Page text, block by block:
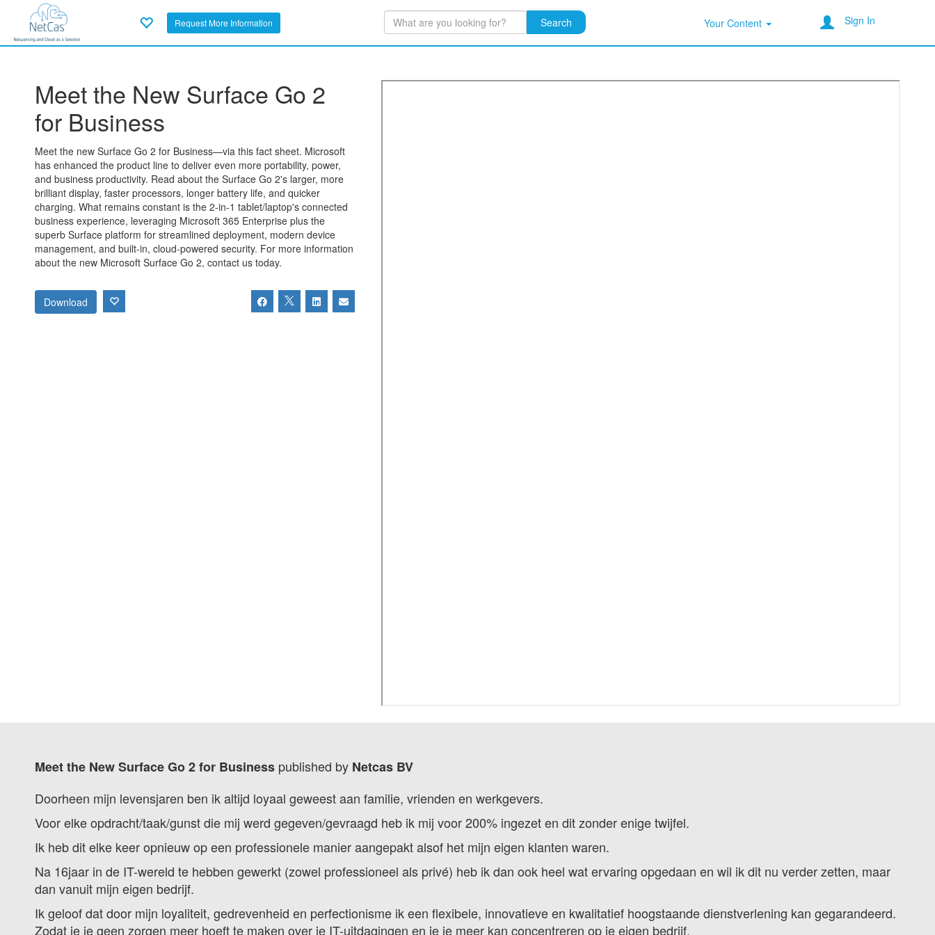
Request More Information Search Your Content Sign In
Meet the New Surface Go 2
for Business
Meet the new Surface Go 2 for Business—via this fact sheet. Microsoft
has enhanced the product line to deliver even more portability, power,
and business productivity. Read about the Surface Go 2's larger, more
brilliant display, faster processors, longer battery life, and quicker
charging. What remains constant is the 2-in-1 tablet/laptop's connected
business experience, leveraging Microsoft 365 Enterprise plus the
superb Surface platform for streamlined deployment, modern device
management, and built-in, cloud-powered security. For more information
about the new Microsoft Surface Go 2, contact us today.
Download
Meet the New Surface Go 2 for Business published by Netcas BV
Doorheen mijn levensjaren ben ik altijd loyaal geweest aan familie, vrienden en werkgevers.
Voor elke opdracht/taak/gunst die mij werd gegeven/gevraagd heb ik mij voor 200% ingezet en dit zonder enige twijfel.
Ik heb dit elke keer opnieuw op een professionele manier aangepakt alsof het mijn eigen klanten waren.
Na 16jaar in de IT-wereld te hebben gewerkt (zowel professioneel als privé) heb ik dan ook heel wat ervaring opgedaan en wil ik dit nu verder zetten, maar
dan vanuit mijn eigen bedrijf.
Ik geloof dat door mijn loyaliteit, gedrevenheid en perfectionisme ik een flexibele, innovatieve en kwalitatief hoogstaande dienstverlening kan gegarandeerd.
Zodat je je geen zorgen meer hoeft te maken over je IT-uitdagingen en je je meer kan concentreren op je eigen bedrijf.